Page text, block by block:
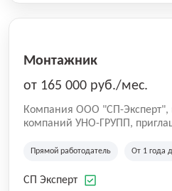
Монтажник
от 165 000 руб./мес.
Компания ООО "СП-Эксперт",
компаний УНО-ГРУПП,
работаем на рынке с 2005
зданий из гибридных
Прямой работодатель От 1 года
СП Эксперт